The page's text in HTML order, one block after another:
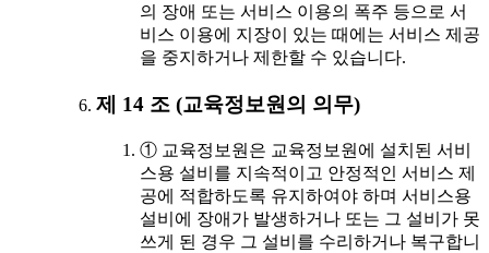
의 장애 또는 서비스 이용의 폭주 등으로 서
비스 이용에 지장이 있는 때에는 서비스 제공
을 중지하거나 제한할 수 있습니다.
제 14 조 (교육정보원의 의무)
① 교육정보원은 교육정보원에 설치된 서비
스용 설비를 지속적이고 안정적인 서비스 제
공에 적합하도록 유지하여야 하며 서비스용
설비에 장애가 발생하거나 또는 그 설비가 못
쓰게 된 경우 그 설비를 수리하거나 복구합니